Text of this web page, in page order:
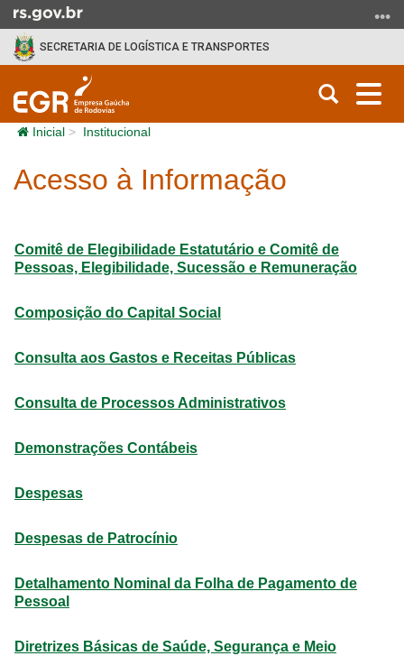
Ir para o conteúdo
SECRETARIA DE LOGÍSTICA E TRANSPORTES
Abrir a
Início do conteúdo
Inicial Institucional
Acesso à Informação
Comitê de Elegibilidade Estatutário e Comitê de
Pessoas, Elegibilidade, Sucessão e Remuneração
Composição do Capital Social
Consulta aos Gastos e Receitas Públicas
Consulta de Processos Administrativos
Demonstrações Contábeis
Despesas
Despesas de Patrocínio
Detalhamento Nominal da Folha de Pagamento de
Pessoal
Diretrizes Básicas de Saúde, Segurança e Meio